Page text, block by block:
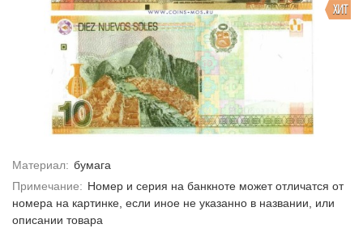
ХИТ
Материал: бумага
Примечание: Номер и серия на банкноте может отличатся от
номера на картинке, если иное не указанно в названии, или
описании товара